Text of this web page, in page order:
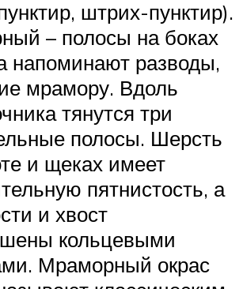
штрих-пунктир).
– полосы на боках
напоминают разводы,
мрамору. Вдоль
тянутся три
полосы. Шерсть
и щеках имеет
пятнистость, а
и хвост
кольцевыми
Мраморный окрас